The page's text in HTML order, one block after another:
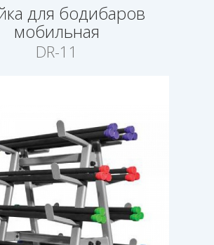
для бодибаров
мобильная
DR-11